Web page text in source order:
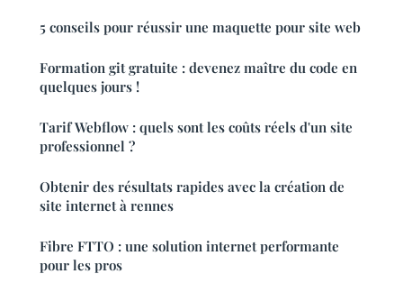
5 conseils pour réussir une maquette pour site web
Formation git gratuite : devenez maître du code en
quelques jours !
Tarif Webflow : quels sont les coûts réels d'un site
professionnel ?
Obtenir des résultats rapides avec la création de
site internet à rennes
Fibre FTTO : une solution internet performante
pour les pros